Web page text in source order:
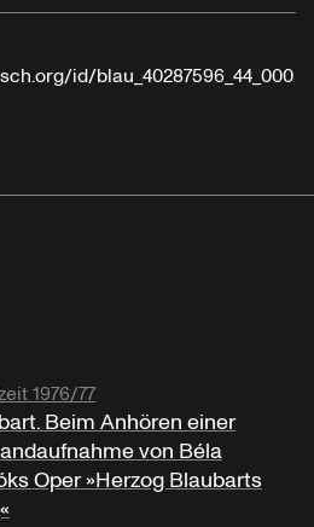
id/blau_40287596_44_000
1976/77
Beim Anhören einer
von Béla
Oper »Herzog Blaubarts